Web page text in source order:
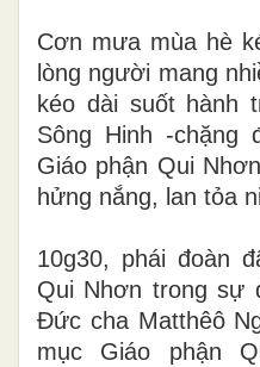
Cơn mưa mùa hè
lòng người mang
kéo dài suốt hành
Sông Hinh -chặng
Giáo phận Qui
hửng nắng, lan tỏa
10g30, phái đoàn
Qui Nhơn trong sự
Đức cha Matthêô
mục Giáo phận